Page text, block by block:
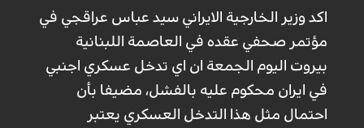
اكد وزير الخارجية الايراني سيد عباس عراقجي في
مؤتمر صحفي عقده في العاصمة اللبنانية
بيروت اليوم الجمعة ان اي تدخل عسكري اجنبي
في ايران محكوم عليه بالفشل، مضيفا بأن
احتمال مثل هذا التدخل العسكري يعتبر